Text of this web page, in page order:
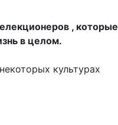
, которые
в целом.
культурах